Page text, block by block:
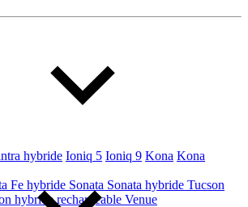
hybride Ioniq 5 Ioniq 9 Kona Kona
Fe hybride Sonata Sonata hybride Tucson
hybride rechargeable Venue